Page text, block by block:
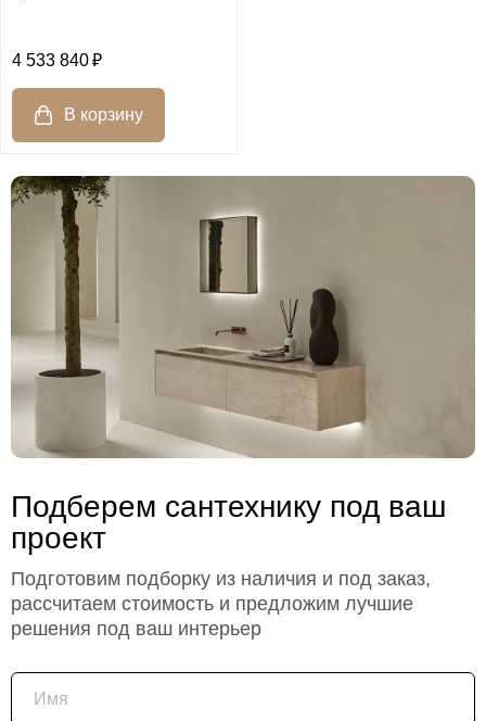
4 533 840
Подберем сантехнику под ваш
проект
Подготовим подборку из наличия и под заказ,
рассчитаем стоимость и предложим лучшие
решения под ваш интерьер
Имя